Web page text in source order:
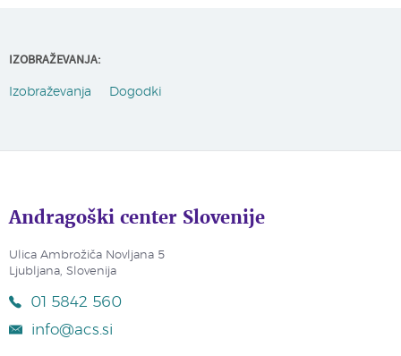
IZOBRAŽEVANJA:
Izobraževanja Dogodki
Andragoški center Slovenije
Ulica Ambrožiča Novljana 5
Ljubljana, Slovenija
01 5842 560
info@acs.si